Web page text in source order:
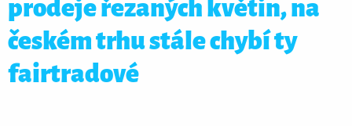
prodeje řezaných květin, na
českém trhu stále chybí ty
fairtradové